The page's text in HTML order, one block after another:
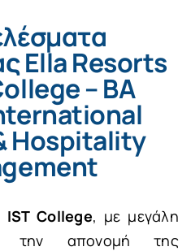
Ella Resorts
– BA
Hospitality
IST College, με μεγάλη
την απονομή της